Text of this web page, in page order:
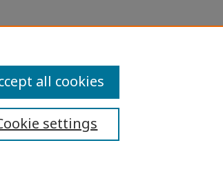
settings
all cookies